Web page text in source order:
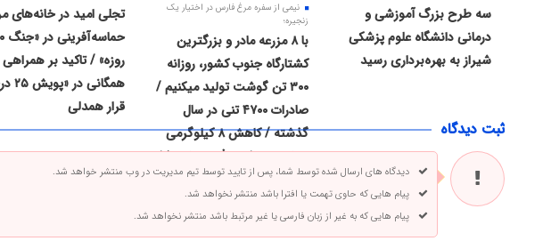
سه طرح بزرگ آموزشی و
درمانی دانشگاه علوم پزشکی
شیراز به بهره‌برداری رسید
نیمی از سفره مرغ فارس در اختیار یک
زنجیره؛
با ۸ مزرعه مادر و بزرگترین
کشتارگاه جنوب کشور، روزانه
۳۰۰ تن گوشت تولید میکنیم /
صادرات ۴۷۰۰ تنی در سال
گذشته / کاهش ۸ کیلوگرمی
سرانه مصرف مرغ پس از حذف
ارز ترجیحی
تجلی امید در خانه‌های
روزه» / تاکید بر همراهی
همگانی
قرار همدلی
ثبت دیدگاه
دیدگاه های ارسال شده توسط شما، پس از تایید توسط تیم مدیریت در وب منتشر خواهد شد.
پیام هایی که حاوی تهمت یا افترا باشد منتشر نخواهد شد.
پیام هایی که به غیر از زبان فارسی یا غیر مرتبط باشد منتشر نخواهد شد.